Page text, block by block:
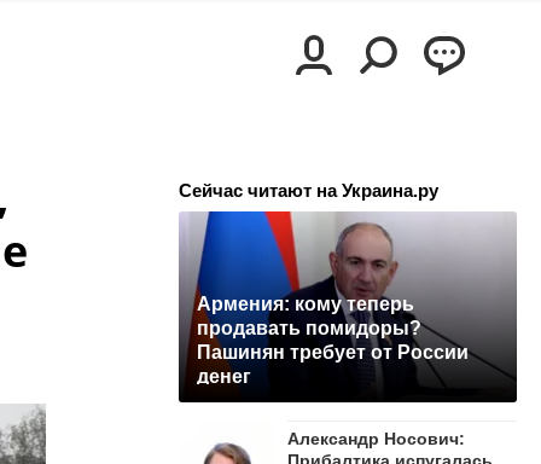
Сейчас читают на Украина.ру
Армения: кому теперь
продавать помидоры?
Пашинян требует от России
денег
Александр Носович: